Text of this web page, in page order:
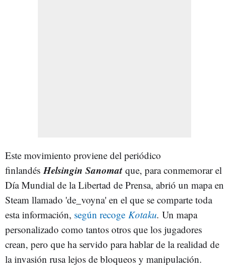
Este movimiento proviene del periódico
finlandésHelsingin Sanomat que, para conmemorar el
Día Mundial de la Libertad de Prensa, abrió un mapa en
Steam llamado 'de_voyna' en el que se comparte toda
esta información, según recoge Kotaku. Un mapa
personalizado como tantos otros que los jugadores
crean, pero que ha servido para hablar de la realidad de
la invasión rusa lejos de bloqueos y manipulación.